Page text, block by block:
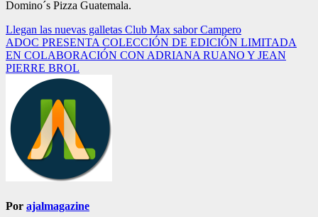
Domino´s Pizza Guatemala.
Navegación
de
entradas
Llegan las nuevas galletas Club Max sabor Campero
ADOC PRESENTA COLECCIÓN DE EDICIÓN LIMITADA
EN COLABORACIÓN CON ADRIANA RUANO Y JEAN
PIERRE BROL
Por ajalmagazine